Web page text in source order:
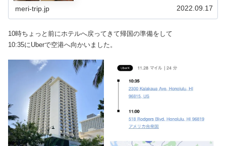
meri-trip.jp 2022.09.17
10時ちょっと前にホテルへ戻ってきて帰国の準備をして
10:35にUberで空港へ向かいました。